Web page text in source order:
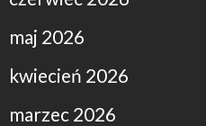
maj 2026
kwiecień 2026
marzec 2026